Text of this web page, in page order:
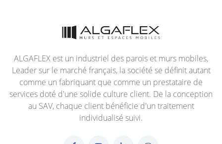
ALGAFLEX est un industriel des parois et murs mobiles,
Leader sur le marché français, la société se définit autant
comme un fabriquant que comme un prestataire de
services doté d'une solide culture client. De la conception
au SAV, chaque client bénéficie d'un traitement
individualisé suivi.